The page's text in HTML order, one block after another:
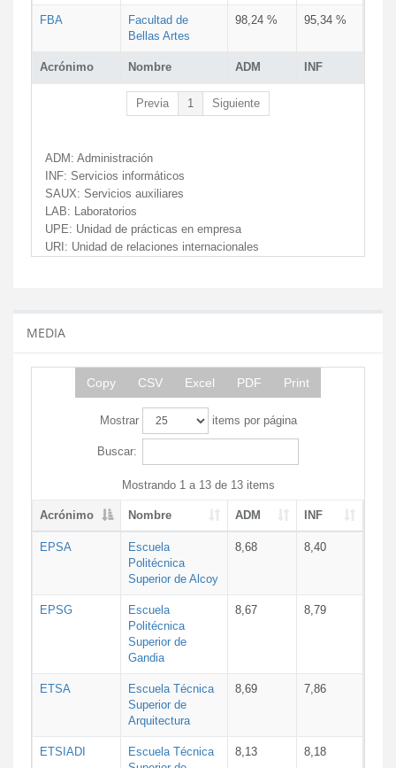
Acrónimo Nombre ADM INF
FBA
Facultad de
Bellas Artes
98,24 % 95,34 %
Previa 1 Siguiente
ADM: Administración
INF: Servicios informáticos
SAUX: Servicios auxiliares
LAB: Laboratorios
UPE: Unidad de prácticas en empresa
URI: Unidad de relaciones internacionales
MEDIA
Copy CSV Excel PDF Print
Mostrar items por página
Buscar:
Mostrando 1 a 13 de 13 items
Acrónimo Nombre ADM INF
EPSA
Escuela
Politécnica
Superior de Alcoy
8,68 8,40
EPSG
Escuela
Politécnica
Superior de
Gandia
8,67 8,79
ETSA
Escuela Técnica
Superior de
Arquitectura
8,69 7,86
ETSIADI
Escuela Técnica
8,13 8,18